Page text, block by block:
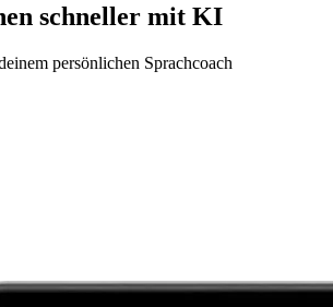
schneller mit KI
persönlichen Sprachcoach